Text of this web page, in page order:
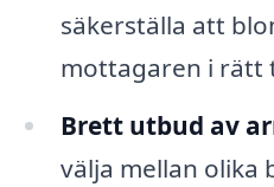
säkerställa att
mottagaren i rätt
Brett utbud av
välja mellan olika